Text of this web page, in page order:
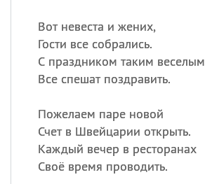
Вот невеста и жених,
Гости все собрались.
С праздником таким веселым
Все спешат поздравить.
Пожелаем паре новой
Счет в Швейцарии открыть.
Каждый вечер в ресторанах
Своё время проводить.